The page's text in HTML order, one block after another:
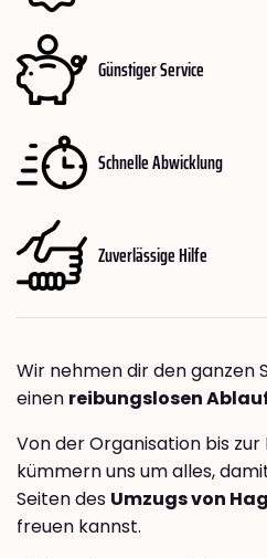
Günstiger Service
Schnelle Abwicklung
Zuverlässige Hilfe
Wir nehmen dir den ganzen
einen reibungslosen
Von der Organisation bis
kümmern uns um alles,
Seiten des Umzugs von
freuen kannst.